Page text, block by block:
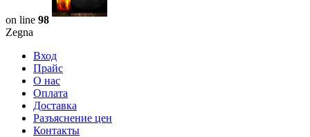
on line 98
Zegna
Вход
Прайс
О нас
Оплата
Доставка
Разъяснение цен
Контакты